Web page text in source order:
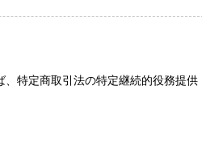
特定商取引法の特定継続的役務提供